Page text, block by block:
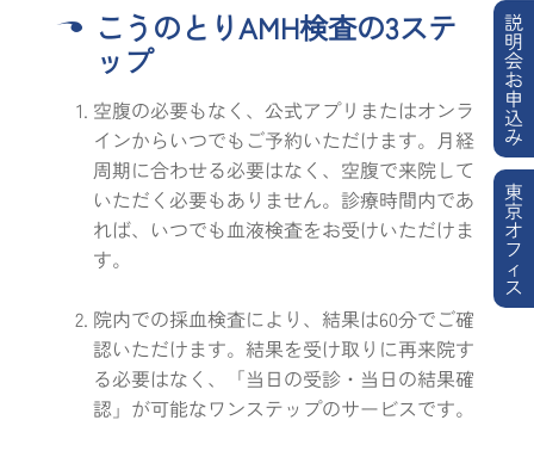
こうのとりAMH検査の3ステ
ップ
空腹の必要もなく、公式アプリまたはオンラ
インからいつでもご予約いただけます。月経
周期に合わせる必要はなく、空腹で来院して
いただく必要もありません。診療時間内であ
れば、いつでも血液検査をお受けいただけま
す。
院内での採血検査により、結果は60分でご確
認いただけます。結果を受け取りに再来院す
る必要はなく、「当日の受診・当日の結果確
認」が可能なワンステップのサービスです。
説
明
会
お
申
込
み
東
京
オ
フ
ィ
ス